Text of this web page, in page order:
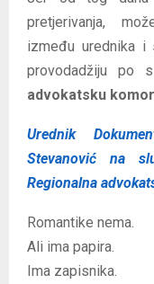
pretjerivanja,
između urednika
provodadžiju po
advokatsku
Urednik
Stevanović na
Regionalna
Romantike nema.
Ali ima papira.
Ima zapisnika.